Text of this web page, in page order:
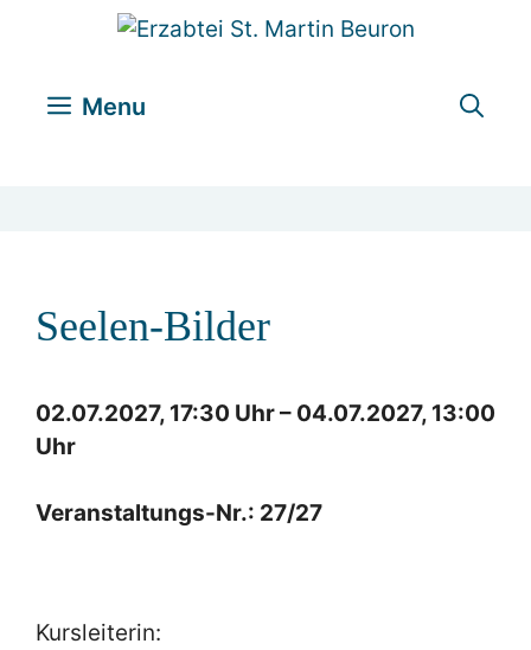
Menu
Seelen-Bilder
02.07.2027, 17:30 Uhr – 04.07.2027, 13:00
Uhr
Veranstaltungs-Nr.: 27/27
Kursleiterin: